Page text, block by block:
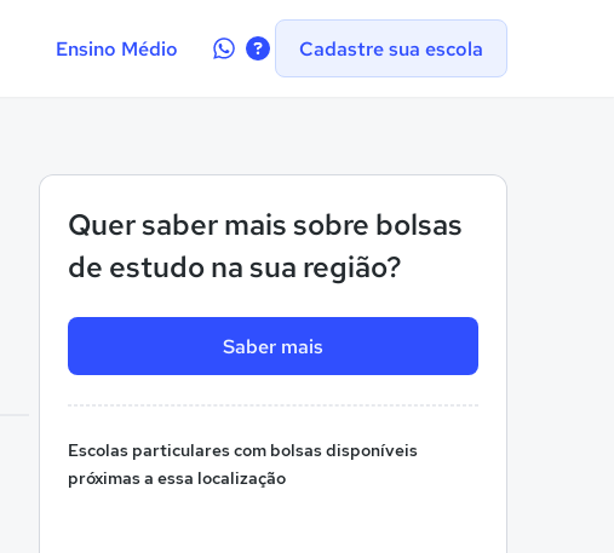
Ensino Médio
Contate-Cadastre sua escola
Quer saber mais sobre bolsas
de estudo na sua região?
Saber mais
Escolas particulares com bolsas disponíveis
próximas a essa localização